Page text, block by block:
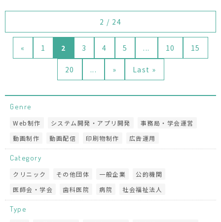
2 / 24
« 1 2 3 4 5 ... 10 15
20 ... » Last »
Genre
Web制作 システム開発・アプリ開発
事務局・学会運営
動画制作
動画配信 印刷物制作 広告運用
Category
クリニック その他団体 一般企業
公的機関
医師会・学会
歯科医院 病院 社会福祉法人
Type